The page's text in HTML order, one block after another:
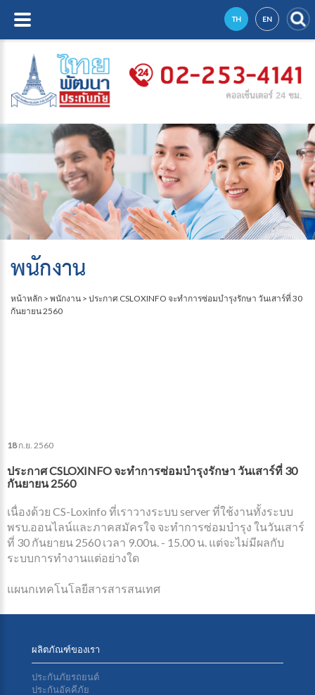
TH EN
พนักงาน
หน้าหลัก > พนักงาน > ประกาศ CSLOXINFO จะทำการซ่อมบำรุงรักษา วันเสาร์ที่ 30
กันยายน 2560
18 ก.ย. 2560
ประกาศ CSLOXINFO จะทำการซ่อมบำรุงรักษา วันเสาร์ที่ 30
กันยายน 2560
เนื่องด้วย CS-Loxinfo ที่เราวางระบบ server ที่ใช้งานทั้งระบบ
พรบ.ออนไลน์และภาคสมัครใจ จะทำการซ่อมบำรุง ในวันเสาร์
ที่ 30 กันยายน 2560 เวลา 9.00น. - 15.00 น. แต่จะไม่มีผลกับ
ระบบการทำงานแต่อย่างใด
แผนกเทคโนโลยีสารสารสนเทศ
ผลิตภัณฑ์ของเรา
ประกันภัยรถยนต์
ประกันอัคคีภัย